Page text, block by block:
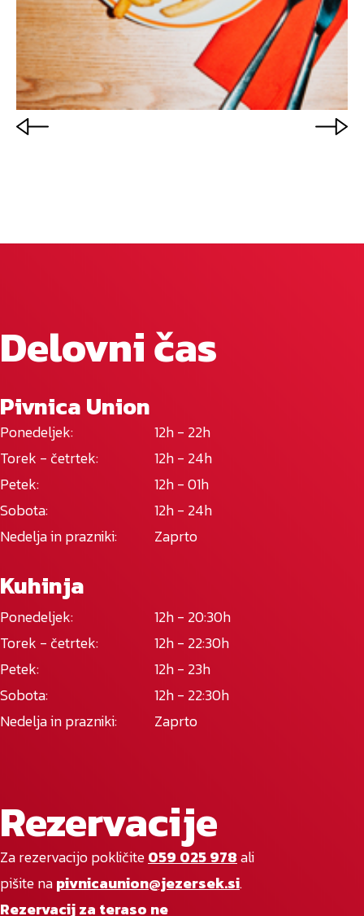
Delovni čas
Pivnica Union
Ponedeljek:
12h - 22h
Torek - četrtek:
12h - 24h
Petek:
12h - 01h
Sobota:
12h - 24h
Nedelja in prazniki:
Zaprto
Kuhinja
Ponedeljek:
12h - 20:30h
Torek - četrtek:
12h - 22:30h
Petek:
12h - 23h
Sobota:
12h - 22:30h
Nedelja in prazniki:
Zaprto
Rezervacije
Za rezervacijo pokličite059 025 978ali
pišite napivnicaunion@jezersek.si.
Rezervacij za teraso ne